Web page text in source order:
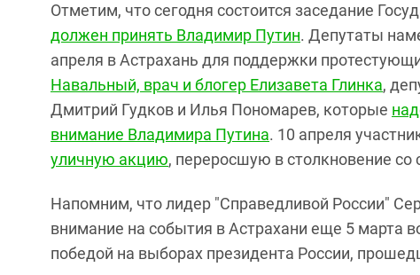
Отметим, что сегодня состоится заседание
должен принять Владимир Путин. Депутаты
апреля в Астрахань для поддержки
Навальный, врач и блогер Елизавета Глинка,
Дмитрий Гудков и Илья Пономарев, которые
внимание Владимира Путина. 10 апреля
уличную акцию, переросшую в столкновение
Напомним, что лидер "Справедливой России"
внимание на события в Астрахани еще 5 марта
победой на выборах президента России,